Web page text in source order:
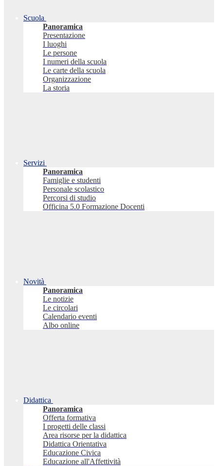
Scuola
Panoramica
Presentazione
I luoghi
Le persone
I numeri della scuola
Le carte della scuola
Organizzazione
La storia
Servizi
Panoramica
Famiglie e studenti
Personale scolastico
Percorsi di studio
Officina 5.0 Formazione Docenti
Novità
Panoramica
Le notizie
Le circolari
Calendario eventi
Albo online
Didattica
Panoramica
Offerta formativa
I progetti delle classi
Area risorse per la didattica
Didattica Orientativa
Educazione Civica
Educazione all'Affettività